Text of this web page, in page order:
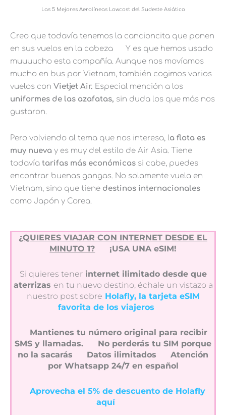
Las 5 Mejores Aerolíneas Lowcost del Sudeste Asiático
Creo que todavía tenemos la cancioncita que ponen
en sus vuelos en la cabeza
Y es que hemos usado
muuuucho esta compañía. Aunque nos movíamos
mucho en bus por Vietnam, también cogimos varios
vuelos con Vietjet Air. Especial mención a los
uniformes de las azafatas, sin duda los que más nos
gustaron.
Pero volviendo al tema que nos interesa, la flota es
muy nueva y es muy del estilo de Air Asia. Tiene
todavía tarifas más económicas si cabe, puedes
encontrar buenas gangas. No solamente vuela en
Vietnam, sino que tiene destinos internacionales
como Japón y Corea.
¿QUIERES VIAJAR CON INTERNET DESDE EL
MINUTO 1?
¡USA UNA eSIM!
Si quieres tenerinternet ilimitado desde que
aterrizas en tu nuevo destino, échale un vistazo a
nuestro post sobre Holafly, la tarjeta eSIM
favorita de los viajeros
Mantienes tu número original para recibir
SMS y llamadas.
No perderás tu SIM porque
no la sacarás
Datos ilimitados
Atención
por Whatsapp 24/7 en español
Aprovecha el 5% de descuento de Holafly
aquí